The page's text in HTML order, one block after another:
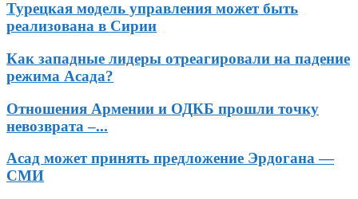
Турецкая модель управления может быть
реализована в Сирии
Как западные лидеры отреагировали на падение
режима Асада?
Отношения Армении и ОДКБ прошли точку
невозврата –...
Асад может принять предложение Эрдогана —
СМИ